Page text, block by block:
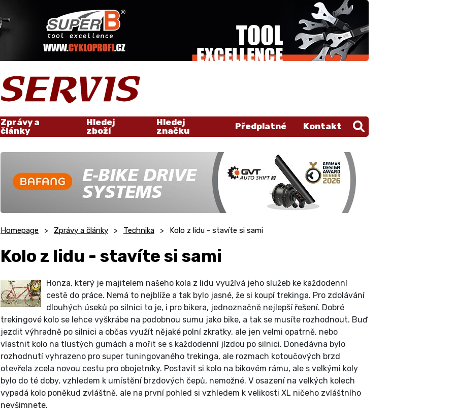
Zprávy a
články
Hledej
zboží
Hledej
značku
Předplatné Kontakt
Homepage Zprávy a články Technika Kolo z lidu - stavíte si sami
Kolo z lidu - stavíte si sami
Honza, který je majitelem našeho kola z lidu využívá jeho služeb ke každodenní
cestě do práce. Nemá to nejblíže a tak bylo jasné, že si koupí trekinga. Pro zdolávání
dlouhých úseků po silnici to je, i pro bikera, jednoznačně nejlepší řešení. Dobré
trekingové kolo se lehce vyškrábe na podobnou sumu jako bike, a tak se musíte rozhodnout. Buď
jezdit výhradně po silnici a občas využít nějaké polní zkratky, ale jen velmi opatrně, nebo
vlastnit kolo na tlustých gumách a mořit se s každodenní jízdou po silnici. Donedávna bylo
rozhodnutí vyhrazeno pro super tuningovaného trekinga, ale rozmach kotoučových brzd
otevřela zcela novou cestu pro obojetníky. Postavit si kolo na bikovém rámu, ale s velkými koly
bylo do té doby, vzhledem k umístění brzdových čepů, nemožné. V osazení na velkých kolech
vypadá kolo poněkud zvláštně, ale na první pohled si vzhledem k velikosti XL ničeho zvláštního
nevšimnete.